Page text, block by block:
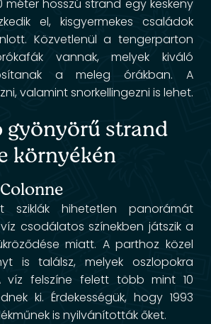
méter hosszú strand egy keskeny
el, kisgyermekes családok
Közvetlenül a tengerparton
vannak, melyek kiváló
a meleg órákban. A
valamint snorkellingezni is lehet.
gyönyörű strand
környékén
hihetetlen panorámát
csodálatos színekben játszik a
miatt. A parthoz közel
is találsz, melyek oszlopokra
víz felszíne felett több mint 10
ki. Érdekességük, hogy 1993
is nyilvánították őket.